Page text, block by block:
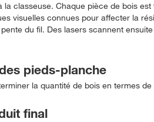
la classeuse. Chaque pièce de bois
visuelles connues pour affecter la
du fil. Des lasers scannent
pieds-planche
la quantité de bois en termes
final